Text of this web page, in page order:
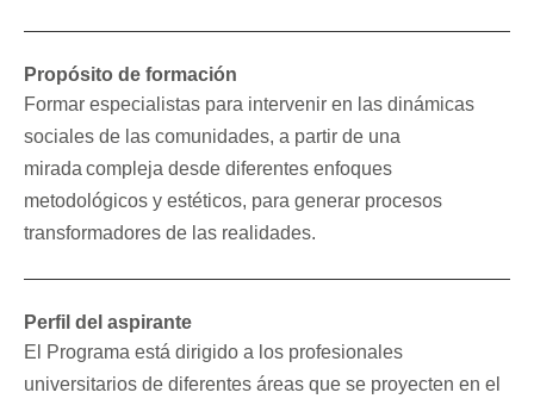
Propósito de formación
Formar especialistas para intervenir en las dinámicas
sociales de las comunidades, a partir de una
mirada compleja desde diferentes enfoques
metodológicos y estéticos, para generar procesos
transformadores de las realidades.
Perfil del aspirante
El Programa está dirigido a los profesionales
universitarios de diferentes áreas que se proyecten en el